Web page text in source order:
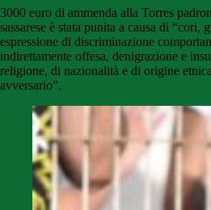
3000 euro di ammenda alla Torres
sassarese è stata punita a causa di “cori,
espressione di discriminazione
indirettamente offesa, denigrazione e
religione, di nazionalità e di origine
avversario”.